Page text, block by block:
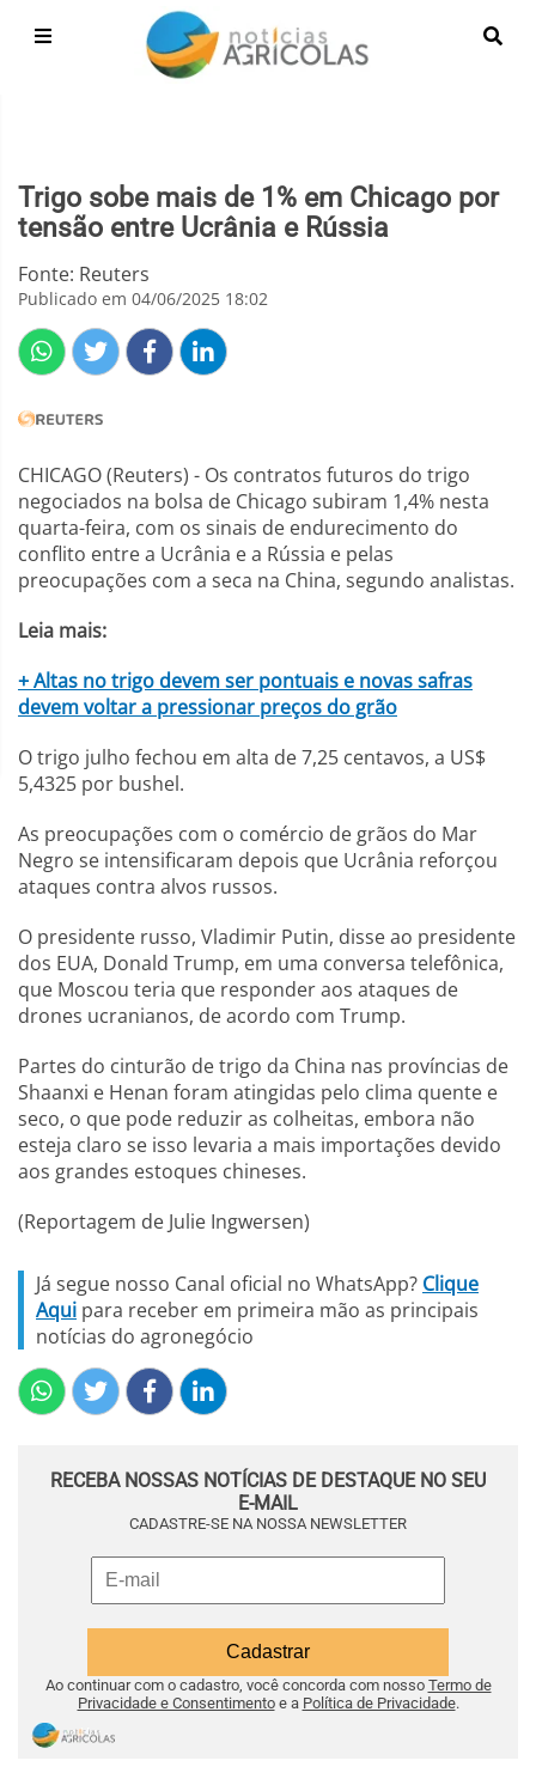
Trigo sobe mais de 1% em Chicago por
tensão entre Ucrânia e Rússia
Fonte: Reuters
Publicado em 04/06/2025 18:02
CHICAGO (Reuters) - Os contratos futuros do trigo
negociados na bolsa de Chicago subiram 1,4% nesta
quarta-feira, com os sinais de endurecimento do
conflito entre a Ucrânia e a Rússia e pelas
preocupações com a seca na China, segundo analistas.
Leia mais:
+ Altas no trigo devem ser pontuais e novas safras
devem voltar a pressionar preços do grão
O trigo julho fechou em alta de 7,25 centavos, a US$
5,4325 por bushel.
As preocupações com o comércio de grãos do Mar
Negro se intensificaram depois que Ucrânia reforçou
ataques contra alvos russos.
O presidente russo, Vladimir Putin, disse ao presidente
dos EUA, Donald Trump, em uma conversa telefônica,
que Moscou teria que responder aos ataques de
drones ucranianos, de acordo com Trump.
Partes do cinturão de trigo da China nas províncias de
Shaanxi e Henan foram atingidas pelo clima quente e
seco, o que pode reduzir as colheitas, embora não
esteja claro se isso levaria a mais importações devido
aos grandes estoques chineses.
(Reportagem de Julie Ingwersen)
Já segue nosso Canal oficial no WhatsApp? Clique
Aqui para receber em primeira mão as principais
notícias do agronegócio
RECEBA NOSSAS NOTÍCIAS DE DESTAQUE NO SEU
E-MAIL
CADASTRE-SE NA NOSSA NEWSLETTER
Ao continuar com o cadastro, você concorda com nosso Termo de
Privacidade e Consentimentoe a Política de Privacidade.